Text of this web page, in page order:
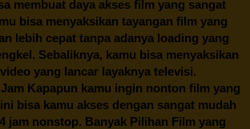
membuat daya akses film yang sangat
bisa menyaksikan tayangan film yang
lebih cepat tanpa adanya loading yang
Sebaliknya, kamu bisa menyaksikan
yang lancar layaknya televisi.
Kapapun kamu ingin nonton film yang
bisa kamu akses dengan sangat mudah
jam nonstop. Banyak Pilihan Film yang